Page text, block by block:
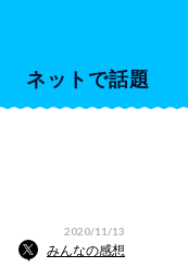
ネットで話題
2020/11/13
みんなの感想